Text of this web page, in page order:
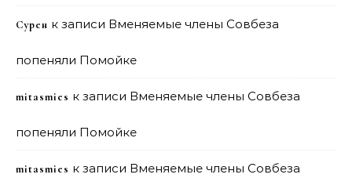
Сурен к записи Вменяемые члены Совбеза
попеняли Помойке
mitasmies к записи Вменяемые члены Совбеза
попеняли Помойке
mitasmies к записи Вменяемые члены Совбеза